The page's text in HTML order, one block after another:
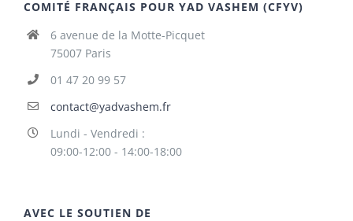
COMITÉ FRANÇAIS POUR YAD VASHEM (CFYV)
6 avenue de la Motte-Picquet
75007 Paris
01 47 20 99 57
contact@yadvashem.fr
Lundi - Vendredi :
09:00-12:00 - 14:00-18:00
AVEC LE SOUTIEN DE